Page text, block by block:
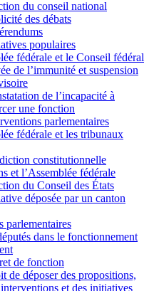
du conseil national
des débats
populaires
fédérale et le Conseil fédéral
de l’immunité et suspension
de l’incapacité à
une fonction
parlementaires
fédérale et les tribunaux
constitutionnelle
et l’Assemblée fédérale
du Conseil des États
déposée par un canton
parlementaires
dans le fonctionnement
de fonction
de déposer des propositions,
et des initiatives